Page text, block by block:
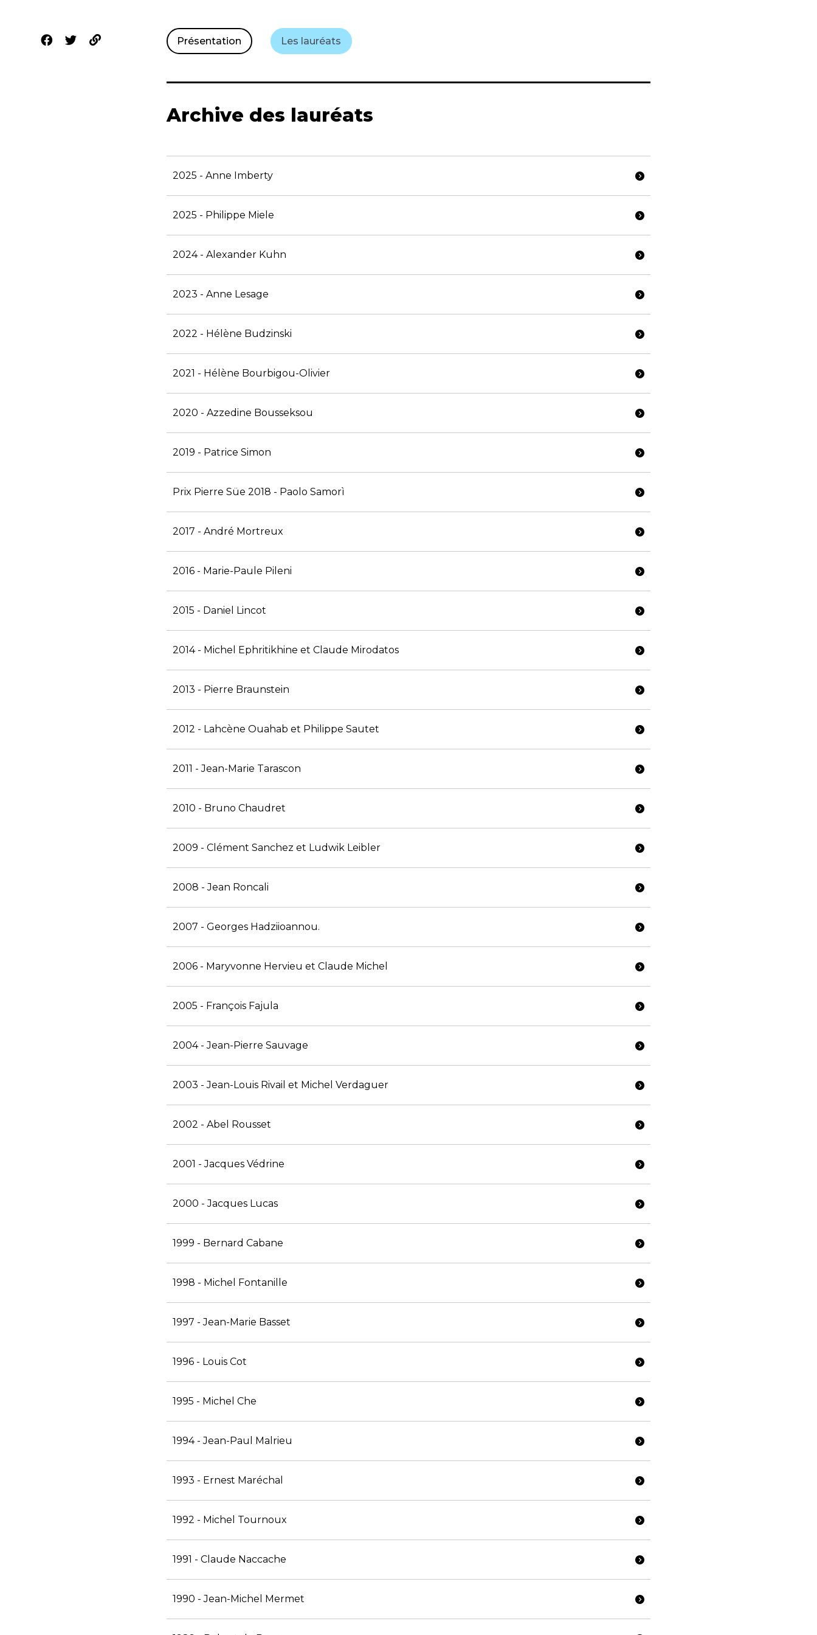
Présentation Les lauréats
Archive des lauréats
2025 - Anne Imberty
2025 - Philippe Miele
2024 - Alexander Kuhn
2023 - Anne Lesage
2022 - Hélène Budzinski
2021 - Hélène Bourbigou-Olivier
2020 - Azzedine Bousseksou
2019 - Patrice Simon
Prix Pierre Süe 2018 - Paolo Samorì
2017 - André Mortreux
2016 - Marie-Paule Pileni
2015 - Daniel Lincot
2014 - Michel Ephritikhine et Claude Mirodatos
2013 - Pierre Braunstein
2012 - Lahcène Ouahab et Philippe Sautet
2011 - Jean-Marie Tarascon
2010 - Bruno Chaudret
2009 - Clément Sanchez et Ludwik Leibler
2008 - Jean Roncali
2007 - Georges Hadziioannou.
2006 - Maryvonne Hervieu et Claude Michel
2005 - François Fajula
2004 - Jean-Pierre Sauvage
2003 - Jean-Louis Rivail et Michel Verdaguer
2002 - Abel Rousset
2001 - Jacques Védrine
2000 - Jacques Lucas
1999 - Bernard Cabane
1998 - Michel Fontanille
1997 - Jean-Marie Basset
1996 - Louis Cot
1995 - Michel Che
1994 - Jean-Paul Malrieu
1993 - Ernest Maréchal
1992 - Michel Tournoux
1991 - Claude Naccache
1990 - Jean-Michel Mermet